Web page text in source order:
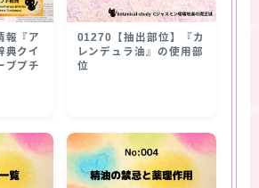
報『ア
典クイ
ブプチ
01270【抽出部位】『カ
レンデュラ油』の使用部
位